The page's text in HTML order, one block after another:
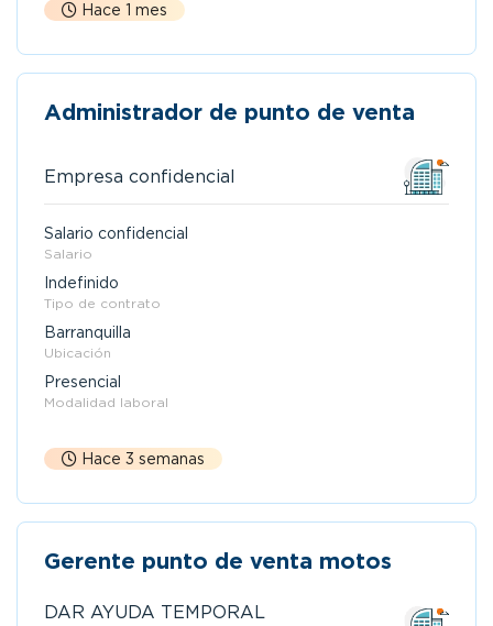
Hace 1 mes
Administrador de punto de venta
Empresa confidencial
Salario confidencial
Salario
Indefinido
Tipo de contrato
Barranquilla
Ubicación
Presencial
Modalidad laboral
Hace 3 semanas
Gerente punto de venta motos
DAR AYUDA TEMPORAL